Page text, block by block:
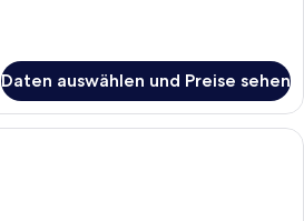
Daten auswählen und Preise sehen